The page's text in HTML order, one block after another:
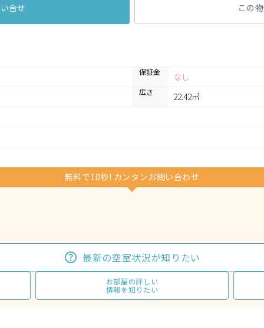
合せ この
保証金 なし
広さ 22.42㎡
無料で10秒! カンタンお問い合わせ
最新の空室状況が知りたい
お部屋の詳しい
情報を知りたい